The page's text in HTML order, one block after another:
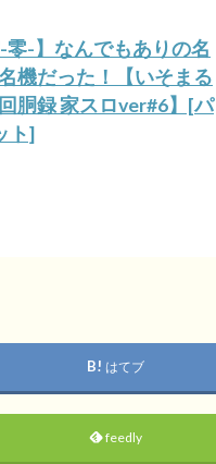
零-】なんでもありの名
機だった！【いそまる
胴録 家スロver#6】[パ
ト]
はてブ
feedly